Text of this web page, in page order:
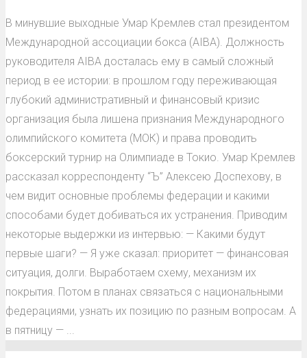
В минувшие выходные Умар Кремлев стал президентом
Международной ассоциации бокса (AIBA). Должность
руководителя AIBA досталась ему в самый сложный
период в ее истории: в прошлом году переживающая
глубокий административный и финансовый кризис
организация была лишена признания Международного
олимпийского комитета (МОК) и права проводить
боксерский турнир на Олимпиаде в Токио. Умар Кремлев
рассказал корреспонденту “Ъ” Алексею Доспехову, в
чем видит основные проблемы федерации и какими
способами будет добиваться их устранения. Приводим
некоторые выдержки из интервью: — Какими будут
первые шаги? — Я уже сказал: приоритет — финансовая
ситуация, долги. Выработаем схему, механизм их
покрытия. Потом в планах связаться с национальными
федерациями, узнать их позицию по разным вопросам. А
в пятницу — ...